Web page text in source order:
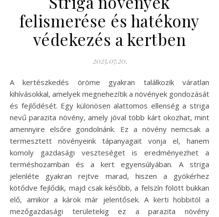
felismerése és hatékony
védekezés a kertben
2025.07.20.
A kertészkedés öröme gyakran találkozik váratlan
kihívásokkal, amelyek megnehezítik a növények gondozását
és fejlődését. Egy különösen alattomos ellenség a striga
nevű parazita növény, amely jóval több kárt okozhat, mint
amennyire elsőre gondolnánk. Ez a növény nemcsak a
termesztett növényeink tápanyagait vonja el, hanem
komoly gazdasági veszteséget is eredményezhet a
terméshozamban és a kert egyensúlyában. A striga
jelenléte gyakran rejtve marad, hiszen a gyökérhez
kötődve fejlődik, majd csak később, a felszín fölött bukkan
elő, amikor a károk már jelentősek. A kerti hobbitól a
mezőgazdasági területekig ez a parazita növény